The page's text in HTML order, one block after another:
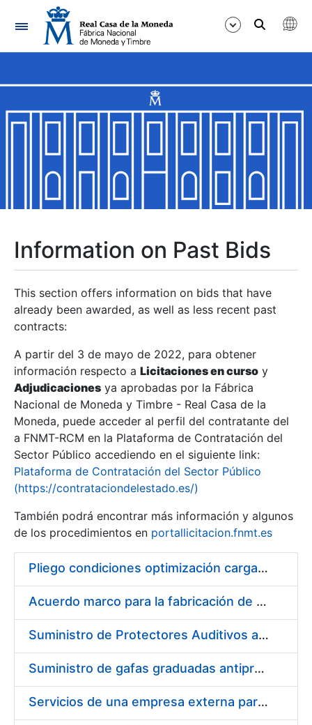
Navigation
Show/Hide
Show/Hide
Show/Hide
Show/Hide
Show/Hide
Show/Hide
Information on Past Bids
This section offers information on bids that have
already been awarded, as well as less recent past
contracts:
A partir del 3 de mayo de 2022, para obtener
información respecto a Licitaciones en curso y
Adjudicaciones ya aprobadas por la Fábrica
Nacional de Moneda y Timbre - Real Casa de la
Moneda, puede acceder al perfil del contratante del
a FNMT-RCM en la Plataforma de Contratación del
Sector Público accediendo en el siguiente link:
Plataforma de Contratación del Sector Público
(https://contrataciondelestado.es/)
También podrá encontrar más información y algunos
de los procedimientos en portallicitacion.fnmt.es
Pliego condiciones optimización cargas compras firmado
Acuerdo marco para la fabricación de piezas
Suministro de Protectores Auditivos a medida para las personas trabajadoras de los Centros de Trabajo de Madrid y Burgos
Suministro de gafas graduadas antiproyecciones para los trabajadores de la FNMT-RCM en los centros de trabajo de Madrid y Burgos
Servicios de una empresa externa para el asesoramiento y resolución de los recursos de alzada que se presentan relacionados con procesos de selección para la FNMT-RCM